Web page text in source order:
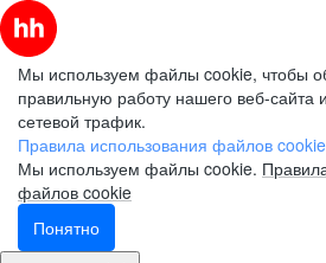
Мы используем файлы cookie, чтобы
правильную работу нашего веб-сайта
сетевой трафик.
Правила использования файлов cookie
Мы используем файлы cookie.
файлов cookie
Понятно